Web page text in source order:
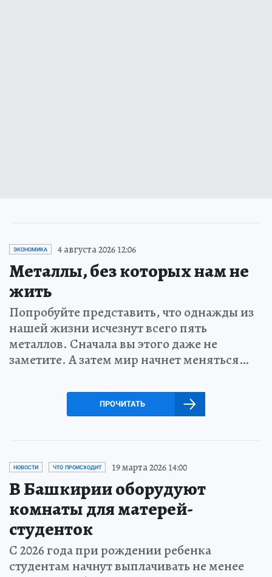
ЭКОНОМИКА 4 августа 2026 12:06
Металлы, без которых нам не
жить
Попробуйте представить, что однажды из
нашей жизни исчезнут всего пять
металлов. Сначала вы этого даже не
заметите. А затем мир начнет меняться…
ПРОЧИТАТЬ
НОВОСТИ ЧТО ПРОИСХОДИТ 19 марта 2026 14:00
В Башкирии оборудуют
комнаты для матерей-
студенток
С 2026 года при рождении ребенка
студентам начнут выплачивать не менее